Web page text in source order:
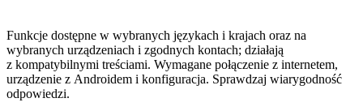
Funkcje dostępne w wybranych językach i krajach oraz na
wybranych urządzeniach i zgodnych kontach; działają
z kompatybilnymi treściami. Wymagane połączenie z internetem,
urządzenie z Androidem i konfiguracja. Sprawdzaj wiarygodność
odpowiedzi.